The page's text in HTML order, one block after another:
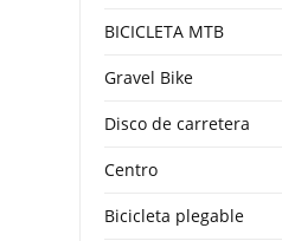
BICICLETA MTB
Gravel Bike
Disco de carretera
Centro
Bicicleta plegable